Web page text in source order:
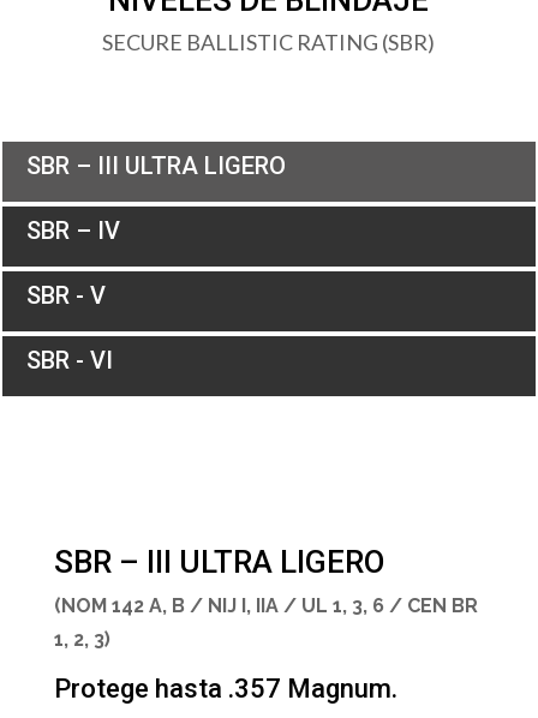
SECURE BALLISTIC RATING (SBR)
SBR – III ULTRA LIGERO
SBR – IV
SBR - V
SBR - VI
SBR – III ULTRA LIGERO
(NOM 142 A, B / NIJ I, IIA / UL 1, 3, 6 / CEN BR
1, 2, 3)
Protege hasta .357 Magnum.